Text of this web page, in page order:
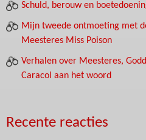
Schuld, berouw en
Mijn tweede ontmoeting met
Meesteres Miss Poison
Verhalen over Meesteres,
Caracol aan het woord
Recente reacties